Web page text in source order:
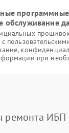
обслуживание
при
ремонта ИБП